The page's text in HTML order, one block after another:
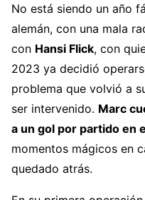
No está siendo un año
alemán, con una mala
con Hansi Flick, con
2023 ya decidió
problema que volvió a
ser intervenido. Marc
a un gol por partido en
momentos mágicos en
quedado atrás.